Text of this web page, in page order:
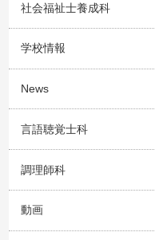
社会福祉士養成科
学校情報
News
言語聴覚士科
調理師科
動画